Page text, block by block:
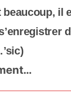
beaucoup, il